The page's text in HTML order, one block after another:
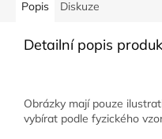
Popis Diskuze
Detailní popis
Obrázky mají pouze
vybírat podle fyzického